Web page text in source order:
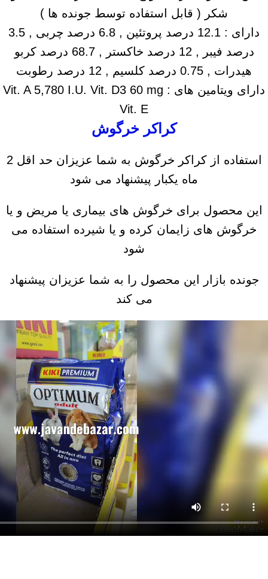
شکر ( قابل استفاده توسط جونده ها )
دارای : 12.1 درصد پروتئین , 6.8 درصد چربی , 3.5
درصد فیبر , 12 درصد خاکستر , 68.7 درصد کربو
هیدرات , 0.75 درصد کلسیم , 12 درصد رطوبت
دارای ویتامین های : Vit. A 5,780 I.U. Vit. D3 60 mg
Vit. E
کراکر خرگوش
استفاده از کراکر خرگوش به شما عزیزان حد اقل 2
ماه یکبار پیشنهاد می شود
این محصول برای خرگوش های بیماری یا مریض و یا
خرگوش های زایمان کرده و یا شیرده استفاده می
شود
جونده بازار این محصول را به شما عزیزان پیشنهاد
می کند